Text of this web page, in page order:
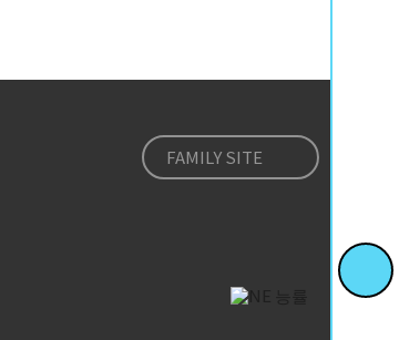
퀵
튼
숨
FAMILY SITE